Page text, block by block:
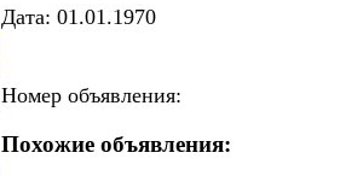
Дата: 01.01.1970
Номер объявления:
Похожие объявления: